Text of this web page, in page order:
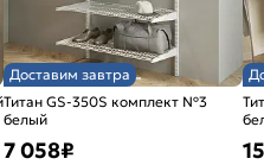
Доставим завтра
Титан GS-350S комплект №3
белый
7 058₽